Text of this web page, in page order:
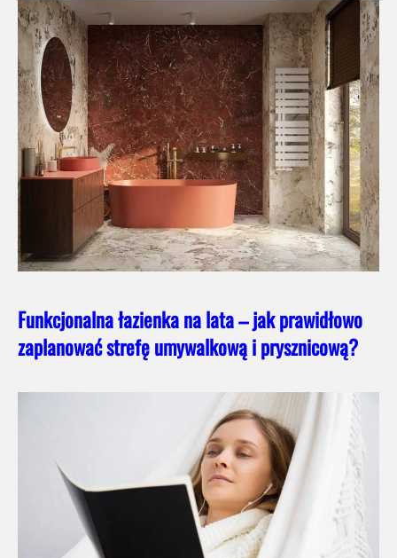
Funkcjonalna łazienka na lata – jak prawidłowo
zaplanować strefę umywalkową i prysznicową?